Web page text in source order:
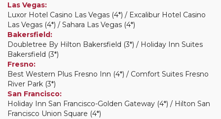
Las Vegas:
Luxor Hotel Casino Las Vegas (4*) / Excalibur Hotel Casino
Las Vegas (4*) / Sahara Las Vegas (4*)
Bakersfield:
Doubletree By Hilton Bakersfield (3*) / Holiday Inn Suites
Bakersfield (3*)
Fresno:
Best Western Plus Fresno Inn (4*) / Comfort Suites Fresno
River Park (3*)
San Francisco:
Holiday Inn San Francisco-Golden Gateway (4*) / Hilton San
Francisco Union Square (4*)